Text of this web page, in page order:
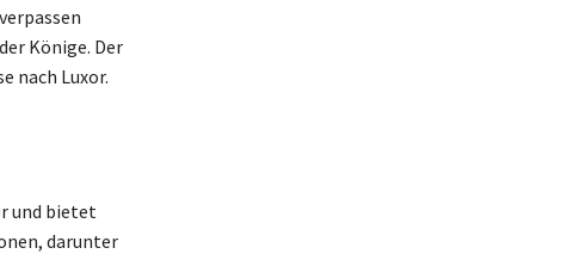
Könige. Der
nach Luxor.
und bietet
darunter